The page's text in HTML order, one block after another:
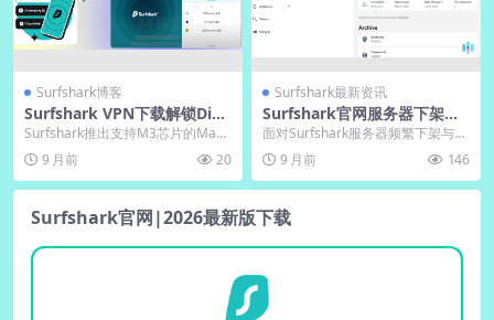
Surfshark博客
Surfshark VPN下载解锁Disn
ey+｜官网流媒体清单
Surfshark推出支持M3芯片的Mac
版，官网优化体验升级，带来流畅
网络。中...
9 月前 20
Surfshark最新资讯
Surfshark官网服务器下架：
中文版电脑版失效节点替换
面对Surfshark服务器频繁下架与节
点失效问题，这份指南提供快速诊
断方法与高...
9 月前 146
Surfshark官网|2026最新版下载